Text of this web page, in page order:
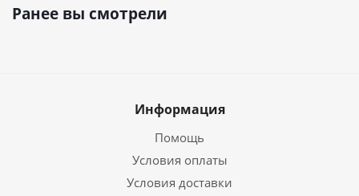
Ранее вы смотрели
Информация
Помощь
Условия оплаты
Условия доставки